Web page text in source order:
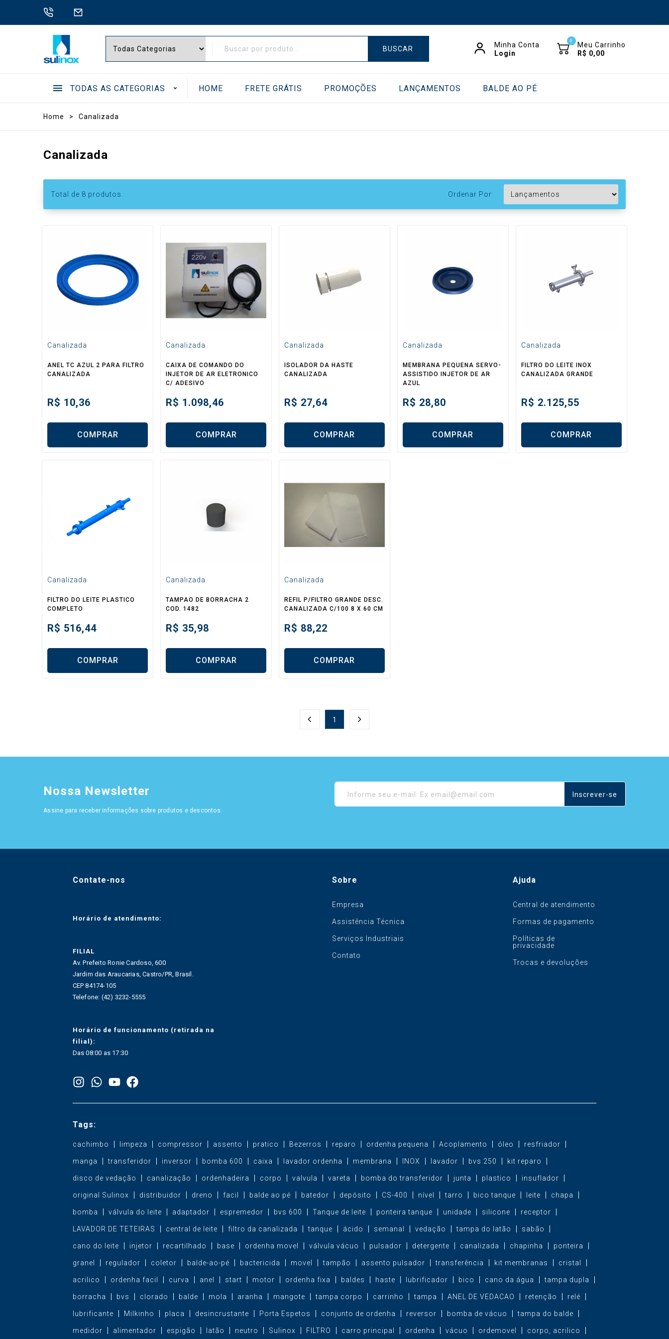
BUSCAR
Minha Conta
Login
0
Meu Carrinho
R$ 0,00
. TODAS AS CATEGORIAS HOME FRETE GRÁTIS PROMOÇÕES LANÇAMENTOS BALDE AO PÉ
Home > Canalizada
Canalizada
Total de 8 produtos. Ordenar Por:
Canalizada
ANEL TC AZUL 2 PARA FILTRO
CANALIZADA
R$ 10,36
COMPRAR
Canalizada
CAIXA DE COMANDO DO
INJETOR DE AR ELETRONICO
C/ ADESIVO
R$ 1.098,46
COMPRAR
Canalizada
ISOLADOR DA HASTE
CANALIZADA
R$ 27,64
COMPRAR
Canalizada
MEMBRANA PEQUENA SERVO-
ASSISTIDO INJETOR DE AR
AZUL
R$ 28,80
COMPRAR
Canalizada
FILTRO DO LEITE INOX
CANALIZADA GRANDE
R$ 2.125,55
COMPRAR
Canalizada
FILTRO DO LEITE PLASTICO
COMPLETO
R$ 516,44
COMPRAR
Canalizada
TAMPAO DE BORRACHA 2
COD. 1482
R$ 35,98
COMPRAR
Canalizada
REFIL P/FILTRO GRANDE DESC.
CANALIZADA C/100 8 X 60 CM
R$ 88,22
COMPRAR
1
Nossa Newsletter
Assine para receber informações sobre produtos e descontos.
Inscrever-se
Contate-nos
Horário de atendimento:
FILIAL
Av. Prefeito Ronie Cardoso, 600
Jardim das Araucarias, Castro/PR, Brasil.
CEP 84174-105
Telefone: (42) 3232-5555
Horário de funcionamento (retirada na
filial):
Das 08:00 as 17:30
Sobre
Empresa
Assistência Técnica
Serviços Industriais
Contato
Ajuda
Central de atendimento
Formas de pagamento
Políticas de
privacidade
Trocas e devoluções
Tags:
cachimbo limpeza compressor assento pratico Bezerros reparo ordenha pequena Acoplamento óleo resfriador
manga transferidor inversor bomba 600 caixa lavador ordenha membrana INOX lavador bvs 250 kit reparo
disco de vedação canalização ordenhadeira corpo valvula vareta bomba do transferidor junta plastico insuflador
original Sulinox distribuidor dreno facil balde ao pé batedor depósito CS-400 nível tarro bico tanque leite chapa
bomba válvula do leite adaptador espremedor bvs 600 Tanque de leite ponteira tanque unidade silicone receptor
LAVADOR DE TETEIRAS central de leite filtro da canalizada tanque ácido semanal vedação tampa do latão sabão
cano do leite injetor recartilhado base ordenha movel válvula vácuo pulsador detergente canalizada chapinha ponteira
granel regulador coletor balde-ao-pé bactericida movel tampão assento pulsador transferência kit membranas cristal
acrilico ordenha facil curva anel start motor ordenha fixa baldes haste lubrificador bico cano da água tampa dupla
borracha bvs clorado balde mola aranha mangote tampa corpo carrinho tampa ANEL DE VEDACAO retenção relé
lubrificante Milkinho placa desincrustante Porta Espetos conjunto de ordenha reversor bomba de vácuo tampa do balde
medidor alimentador espigão latão neutro Sulinox FILTRO carro principal ordenha vácuo ordemovel corpo, acrilico